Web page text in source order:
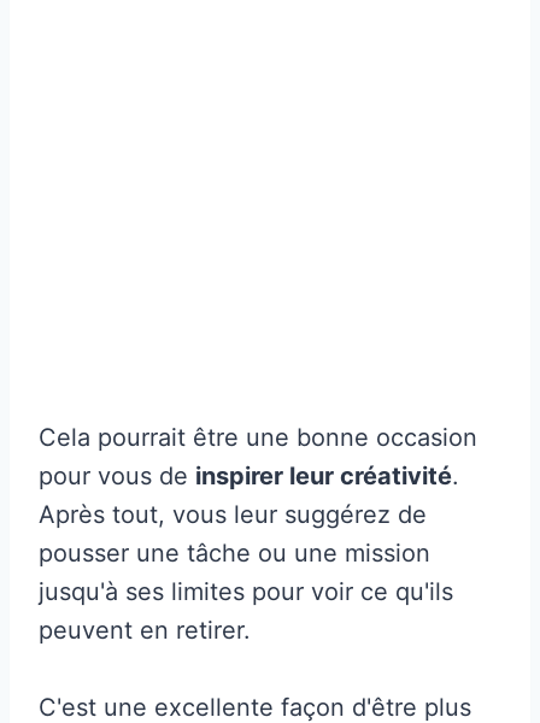
Cela pourrait être une bonne occasion
pour vous de inspirer leur créativité.
Après tout, vous leur suggérez de
pousser une tâche ou une mission
jusqu'à ses limites pour voir ce qu'ils
peuvent en retirer.
C'est une excellente façon d'être plus